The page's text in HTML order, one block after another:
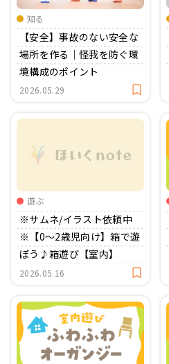
月案
年間カリキュラム
知る
【安全】事故のない安全な
場所を作る｜怪我を防ぐ環
境構成のポイント
2026.05.29
遊ぶ
※サムネ/イラスト依頼中
※【0〜2歳児向け】箱で遊
ぼう♪箱遊び【室内】
2026.05.16